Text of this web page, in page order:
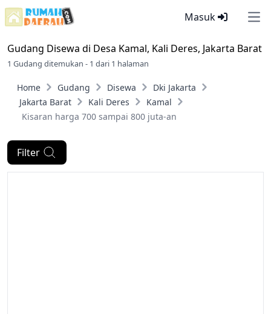
Masuk
Gudang Disewa di Desa Kamal, Kali Deres, Jakarta Barat
1 Gudang ditemukan - 1 dari 1 halaman
Home Gudang Disewa
Dki Jakarta
Jakarta Barat
Kali Deres
Kamal
Kisaran harga 700 sampai 800 juta-an
Filter